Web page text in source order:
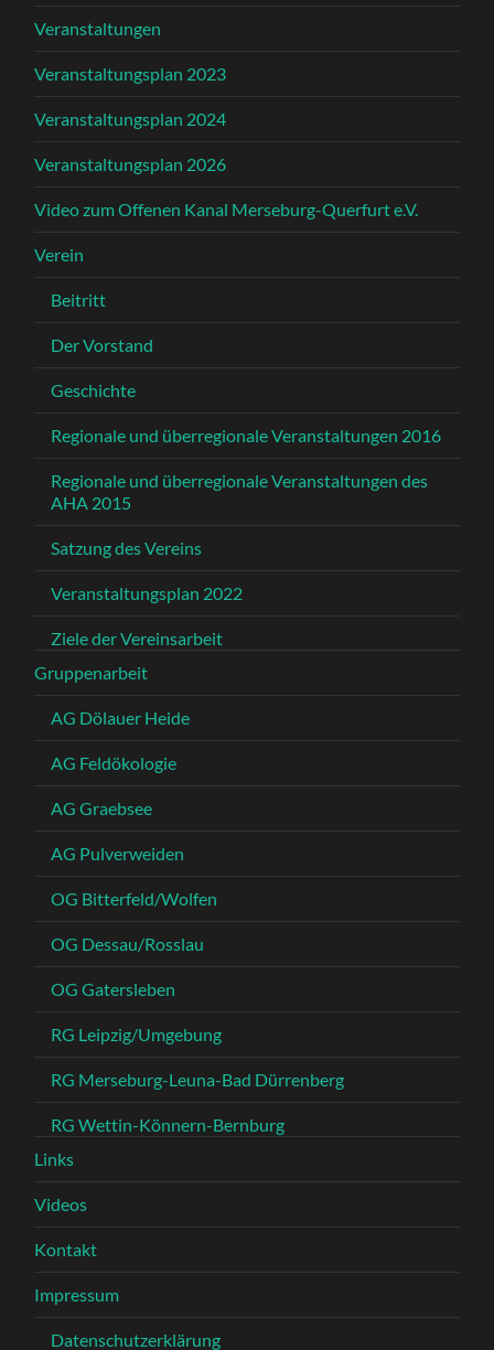
Veranstaltungen
Veranstaltungsplan 2023
Veranstaltungsplan 2024
Veranstaltungsplan 2026
Video zum Offenen Kanal Merseburg-Querfurt e.V.
Verein
Beitritt
Der Vorstand
Geschichte
Regionale und überregionale Veranstaltungen 2016
Regionale und überregionale Veranstaltungen des
AHA 2015
Satzung des Vereins
Veranstaltungsplan 2022
Ziele der Vereinsarbeit
Gruppenarbeit
AG Dölauer Heide
AG Feldökologie
AG Graebsee
AG Pulverweiden
OG Bitterfeld/Wolfen
OG Dessau/Rosslau
OG Gatersleben
RG Leipzig/Umgebung
RG Merseburg-Leuna-Bad Dürrenberg
RG Wettin-Könnern-Bernburg
Links
Videos
Kontakt
Impressum
Datenschutzerklärung